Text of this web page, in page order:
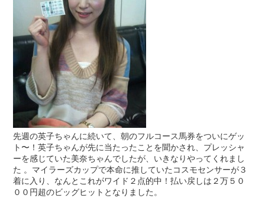
先週の英子ちゃんに続いて、朝のフルコース馬券をついにゲッ
ト〜！英子ちゃんが先に当たったことを聞かされ、プレッシャ
ーを感じていた美奈ちゃんでしたが、いきなりやってくれまし
た 。マイラーズカップで本命に推していたコスモセンサーが３
着に入り、なんとこれがワイド２点的中！払い戻しは２万５０
００円超のビッグヒットとなりました。